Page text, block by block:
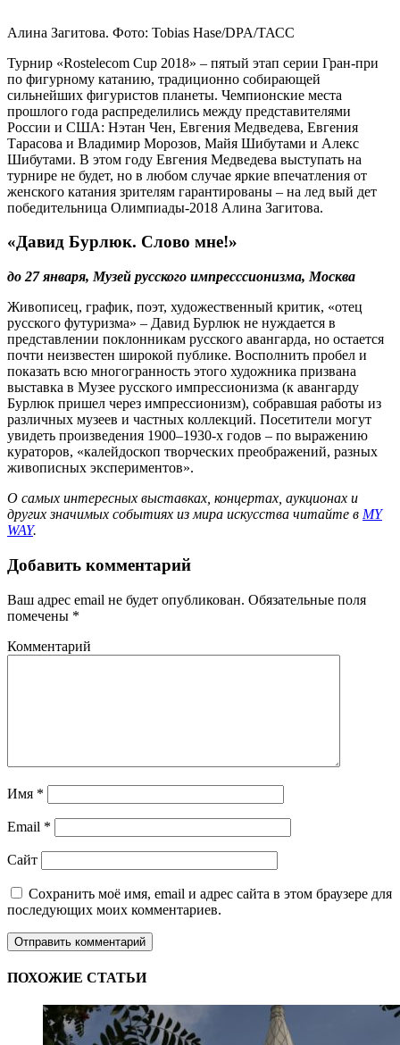
Алина Загитова. Фото: Tobias Hase/DPA/ТАСС
Турнир «Rostelecom Cup 2018» – пятый этап серии Гран-при
по фигурному катанию, традиционно собирающей
сильнейших фигуристов планеты. Чемпионские места
прошлого года распределились между представителями
России и США: Нэтан Чен, Евгения Медведева, Евгения
Тарасова и Владимир Морозов, Майя Шибутами и Алекс
Шибутами. В этом году Евгения Медведева выступать на
турнире не будет, но в любом случае яркие впечатления от
женского катания зрителям гарантированы – на лед вый дет
победительница Олимпиады-2018 Алина Загитова.
«Давид Бурлюк. Слово мне!»
до 27 января, Музей русского импресссионизма, Москва
Живописец, график, поэт, художественный критик, «отец
русского футуризма» – Давид Бурлюк не нуждается в
представлении поклонникам русского авангарда, но остается
почти неизвестен широкой публике. Восполнить пробел и
показать всю многогранность этого художника призвана
выставка в Музее русского импрессионизма (к авангарду
Бурлюк пришел через импрессионизм), собравшая работы из
различных музеев и частных коллекций. Посетители могут
увидеть произведения 1900–1930-х годов – по выражению
кураторов, «калейдоскоп творческих преображений, разных
живописных экспериментов».
О самых интересных выставках, концертах, аукционах и
других значимых событиях из мира искусства читайте в MY
WAY.
Добавить комментарий
Ваш адрес email не будет опубликован. Обязательные поля
помечены *
Комментарий
Имя *
Email *
Сайт
Сохранить моё имя, email и адрес сайта в этом браузере для
последующих моих комментариев.
ПОХОЖИЕ СТАТЬИ